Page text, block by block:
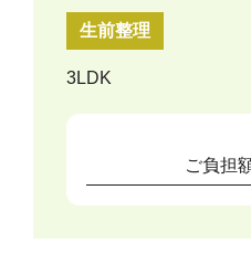
生前整理
3LDK
ご負担